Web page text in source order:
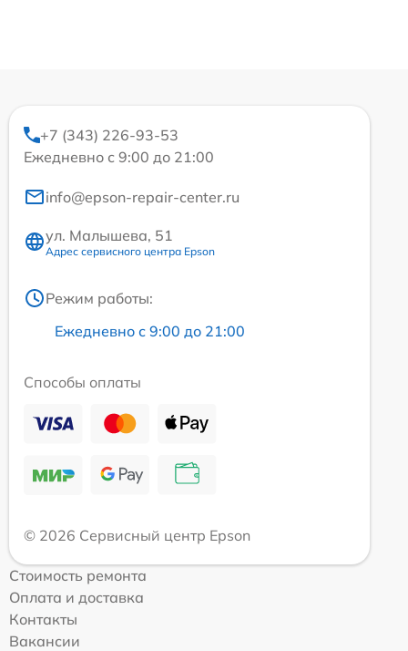
+7 (343) 226-93-53
Ежедневно с 9:00 до 21:00
info@epson-repair-center.ru
ул. Малышева, 51
Адрес сервисного центра Epson
Режим работы:
Ежедневно с 9:00 до 21:00
Способы оплаты
© 2026 Сервисный центр Epson
Стоимость ремонта
Оплата и доставка
Контакты
Вакансии